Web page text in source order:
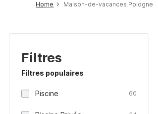
Home Maison-de-vacances Pologne
Filtres
Filtres populaires
Piscine 60